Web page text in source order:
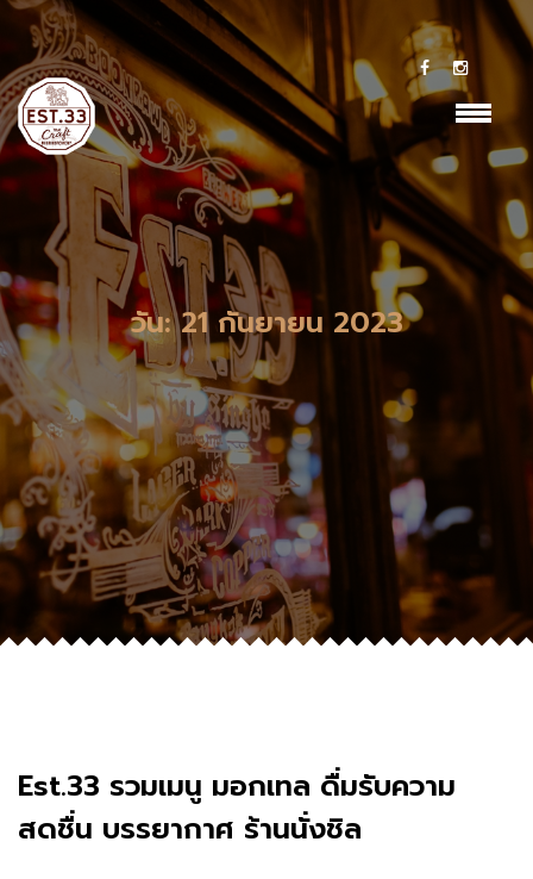
Cookie-->
class="archive date lambert-has-addons lambert-wp-
theme shop-list-4-cols shop-list-tablet-6-cols wpb-js-
composer js-comp-ver-7.2 vc_responsive">
วัน:21 กันยายน 2023
Est.33 รวมเมนู มอกเทล ดื่มรับความ
สดชื่น บรรยากาศ ร้านนั่งชิล